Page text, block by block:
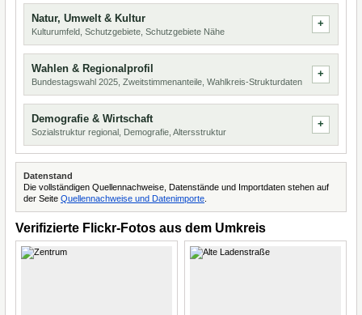
Natur, Umwelt & Kultur
Kulturumfeld, Schutzgebiete, Schutzgebiete Nähe
Wahlen & Regionalprofil
Bundestagswahl 2025, Zweitstimmenanteile, Wahlkreis-Strukturdaten
Demografie & Wirtschaft
Sozialstruktur regional, Demografie, Altersstruktur
Datenstand
Die vollständigen Quellennachweise, Datenstände und Importdaten stehen auf
der Seite Quellennachweise und Datenimporte
Verifizierte Flickr-Fotos aus dem Umkreis